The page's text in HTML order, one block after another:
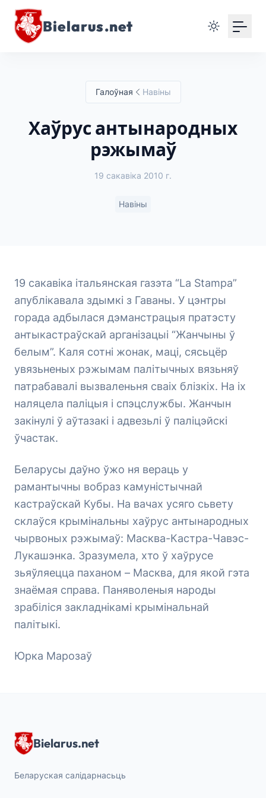
Bielarus.net
Галоўная Навіны
Хаўрус антынародных
рэжымаў
19 сакавіка 2010 г.
Навіны
19 сакавіка італьянская газэта “La Stampa”
апублікавала здымкі з Гаваны. У цэнтры
горада адбылася дэманстрацыя пратэсту
антыкастраўскай арганізацыі “Жанчыны ў
белым”. Каля сотні жонак, маці, сясьцёр
увязьненых рэжымам палітычных вязьняў
патрабавалі вызваленьня сваіх блізкіх. На іх
наляцела паліцыя і спэцслужбы. Жанчын
закінулі ў аўтазакі і адвезьлі ў паліцэйскі
ўчастак.
Беларусы даўно ўжо ня вераць у
рамантычны вобраз камуністычнай
кастраўскай Кубы. На вачах усяго сьвету
склаўся крымінальны хаўрус антынародных
чырвоных рэжымаў: Масква-Кастра-Чавэс-
Лукашэнка. Зразумела, хто ў хаўрусе
зьяўляецца паханом – Масква, для якой гэта
знаёмая справа. Паняволеныя народы
зрабіліся закладнікамі крымінальнай
палітыкі.
Юрка Марозаў
Bielarus.net
Беларуская салідарнасьць